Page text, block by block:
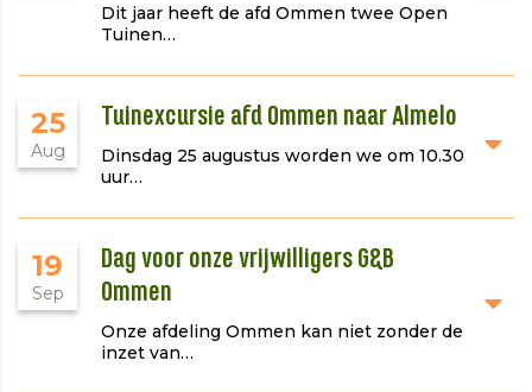
Dit jaar heeft de afd Ommen twee Open
Tuinen…
25
Aug
Tuinexcursie afd Ommen naar Almelo
Dinsdag 25 augustus worden we om 10.30
uur…
19
Sep
Dag voor onze vrijwilligers G&B
Ommen
Onze afdeling Ommen kan niet zonder de
inzet van…